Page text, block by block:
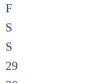
F
S
S
29